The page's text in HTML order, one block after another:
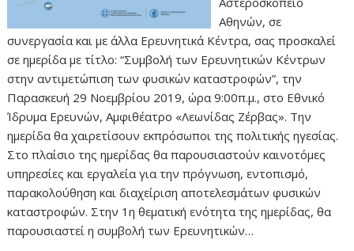
Αθηνών, σε
συνεργασία και με άλλα Ερευνητικά Κέντρα, σας προσκαλεί
σε ημερίδα με τίτλο: “Συμβολή των Ερευνητικών Κέντρων
στην αντιμετώπιση των φυσικών καταστροφών”, την
Παρασκευή 29 Νοεμβρίου 2019, ώρα 9:00π.μ., στο Εθνικό
Ίδρυμα Ερευνών, Αμφιθέατρο «Λεωνίδας Ζέρβας». Την
ημερίδα θα χαιρετίσουν εκπρόσωποι της πολιτικής ηγεσίας.
Στο πλαίσιο της ημερίδας θα παρουσιαστούν καινοτόμες
υπηρεσίες και εργαλεία για την πρόγνωση, εντοπισμό,
παρακολούθηση και διαχείριση αποτελεσμάτων φυσικών
καταστροφών. Στην 1η θεματική ενότητα της ημερίδας, θα
παρουσιαστεί η συμβολή των Ερευνητικών…